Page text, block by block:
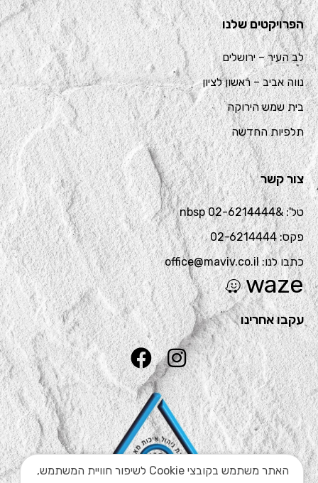
הפרויקטים שלנו
לב העיר – ירושלים
נווה אביב – ראשון לציון
בית שמש הירוקה
תלפיות החדשה
צור קשר
טל': &nbsp 02-6214444
פקס: 02-6214444
כתבו לנו: office@maviv.co.il
waze
עקבו אחרינו
האתר משתמש בקובצי Cookie לשיפור חוויית המשתמש,